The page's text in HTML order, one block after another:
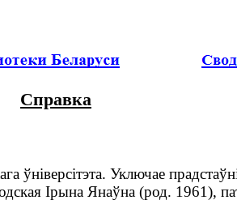
Справка
Уключае
Ірына Янаўна (род. 1961),